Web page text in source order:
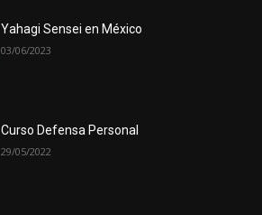
Yahagi Sensei en México
03/06/2023
Curso Defensa Personal
29/05/2022